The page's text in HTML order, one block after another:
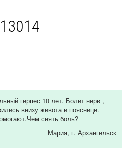
герпес 10 лет. Болит нерв ,
внизу живота и пояснице.
снять боль?
Мария, г. Архангельск